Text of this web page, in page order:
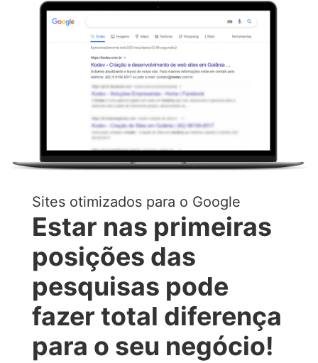
Sites otimizados para o Google
Estar nas primeiras
posições das
pesquisas pode
fazer total diferença
para o seu negócio!